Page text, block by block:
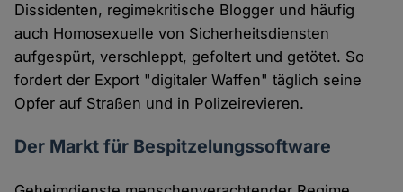
Dissidenten, regimekritische Blogger und häufig
auch Homosexuelle von Sicherheitsdiensten
aufgespürt, verschleppt, gefoltert und getötet. So
fordert der Export "digitaler Waffen" täglich seine
Opfer auf Straßen und in Polizeirevieren.
Der Markt für Bespitzelungssoftware